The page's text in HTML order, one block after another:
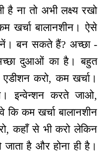
है ना तो अभी लक्ष्य रखो
खर्चा बालानशीन। ऐसे
बन सकते हैं? अच्छा -
दुआओं का है। बहुत
करो, कम खर्चा।
इन्वेन्शन करते जाओ,
कि कम खर्चा बालानशीन
कहाँ से भी करो लेकिन
है और होना ही है।